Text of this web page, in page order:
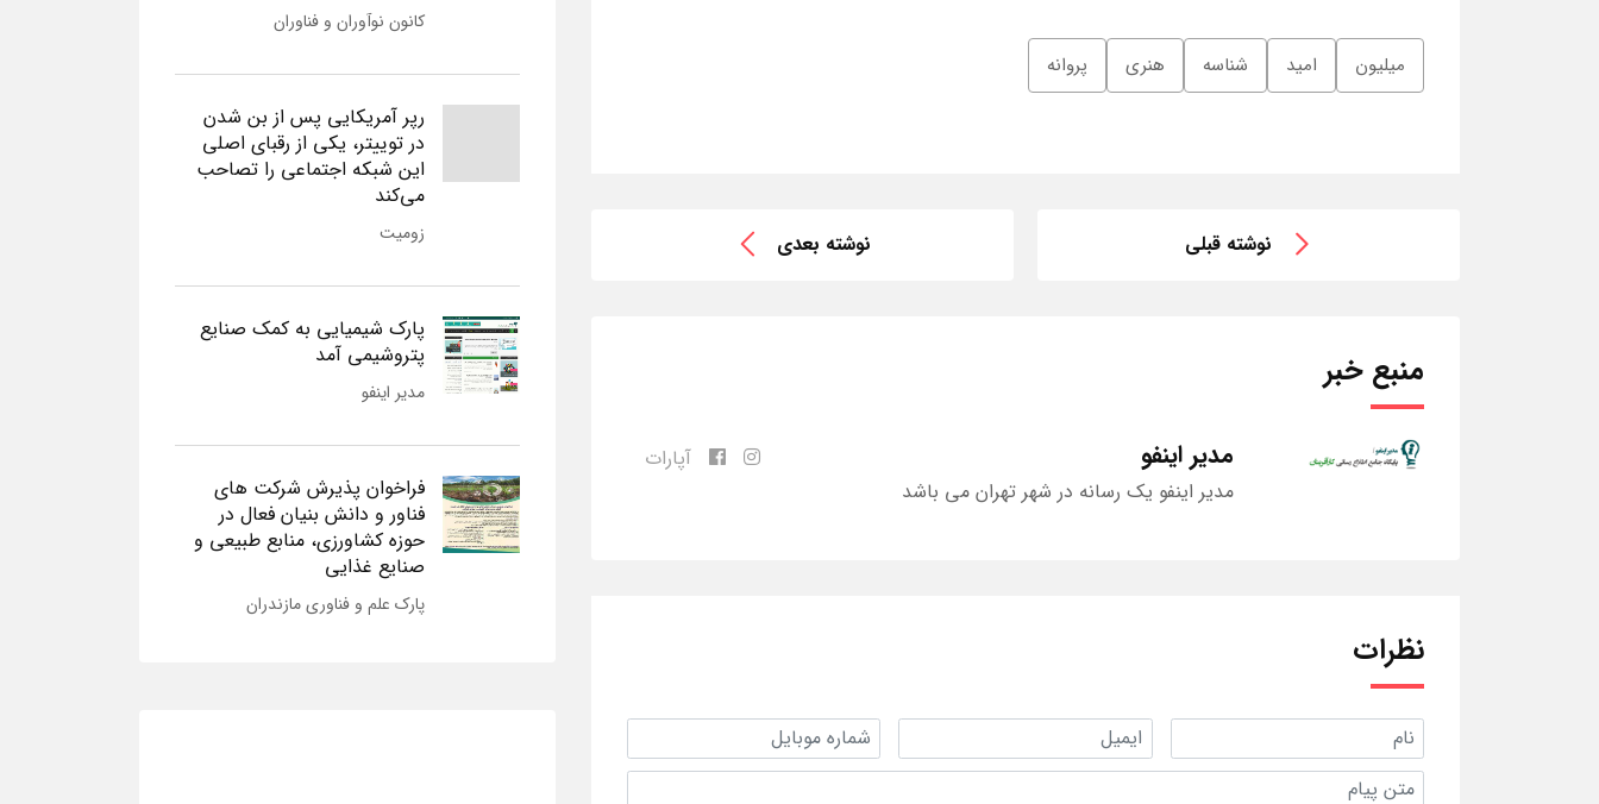
میلیون امید شناسه هنری پروانه
نوشته قبلی نوشته بعدی
منبع خبر
مدیر اینفو
مدیر اینفو یک رسانه در شهر تهران می باشد
آپارات
نظرات
کانون نوآوران و فناوران
رپر آمریکایی پس از بن شدن
در توییتر، یکی از رقبای اصلی
این شبکه اجتماعی را تصاحب
می‌کند
زومیت
پارک شیمیایی به کمک صنایع
پتروشیمی آمد
مدیر اینفو
فراخوان پذیرش شرکت های
فناور و دانش بنیان فعال در
حوزه کشاورزی، منابع طبیعی و
صنایع غذایی
پارک علم و فناوری مازندران